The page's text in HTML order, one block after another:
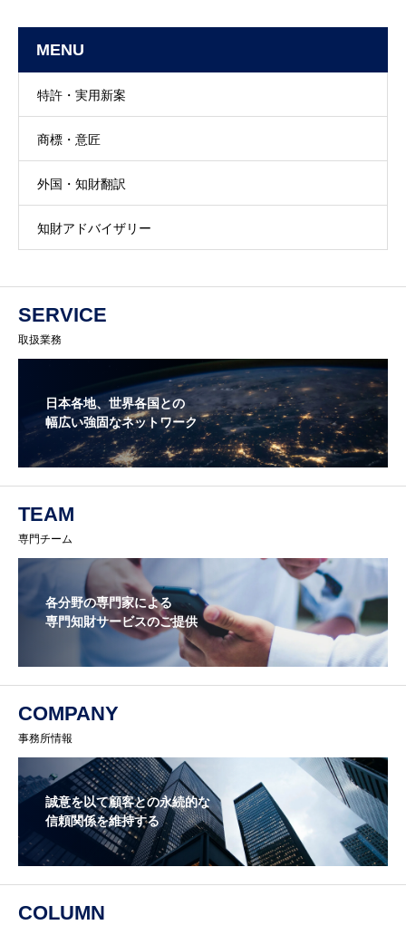
MENU
特許・実用新案
商標・意匠
外国・知財翻訳
知財アドバイザリー
SERVICE
取扱業務
日本各地、世界各国との
幅広い強固なネットワーク
TEAM
専門チーム
各分野の専門家による
専門知財サービスのご提供
COMPANY
事務所情報
誠意を以て顧客との永続的な
信頼関係を維持する
COLUMN